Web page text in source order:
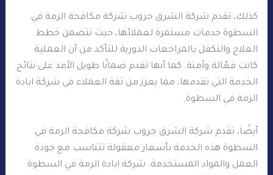
كذلك، تقدم شركة الشرق جروب شركة مكافحة الرمة في
السطوة خدمات مستمرة لعملائها، حيث تتضمن خطط
العلاج والتكفل بالمراجعات الدورية للتأكد من أن العملية
كانت فعّالة وآمنة. كما أنها تقدم ضمانًا طويل الأمد على نتائج
الخدمة التي تقدمها، مما يعزز من ثقة العملاء في شركة ابادة
الرمة في السطوة.
أيضًا، تقدم شركة الشرق جروب شركة مكافحة الرمة في
السطوة هذه الخدمة بأسعار معقولة تتناسب مع جودة
العمل والمواد المستخدمة. شركة ابادة الرمة في السطوة